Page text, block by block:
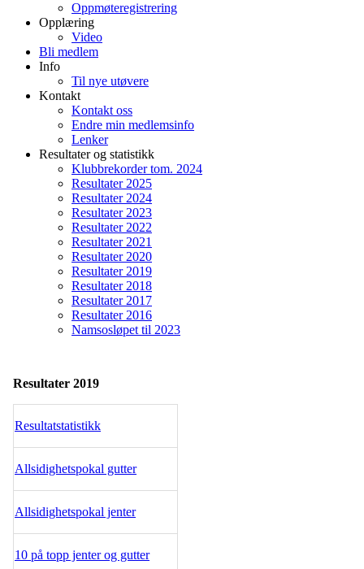
Oppmøteregistrering
Opplæring
Video
Bli medlem
Info
Til nye utøvere
Kontakt
Kontakt oss
Endre min medlemsinfo
Lenker
Resultater og statistikk
Klubbrekorder tom. 2024
Resultater 2025
Resultater 2024
Resultater 2023
Resultater 2022
Resultater 2021
Resultater 2020
Resultater 2019
Resultater 2018
Resultater 2017
Resultater 2016
Namsosløpet til 2023
Resultater 2019
Resultatstatistikk
Allsidighetspokal gutter
Allsidighetspokal jenter
10 på topp jenter og gutter